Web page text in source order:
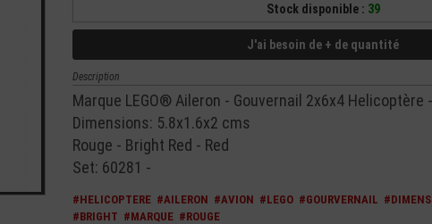
Stock disponible : 39
J'ai besoin de + de quantité
Description
Marque LEGO® Aileron - Gouvernail 2x6x4 Helicoptère
Dimensions: 5.8x1.6x2 cms
Rouge - Bright Red - Red
Set: 60281 -
#HELICOPTERE #AILERON #AVION #LEGO #GOURVERNAIL
#BRIGHT #MARQUE #ROUGE